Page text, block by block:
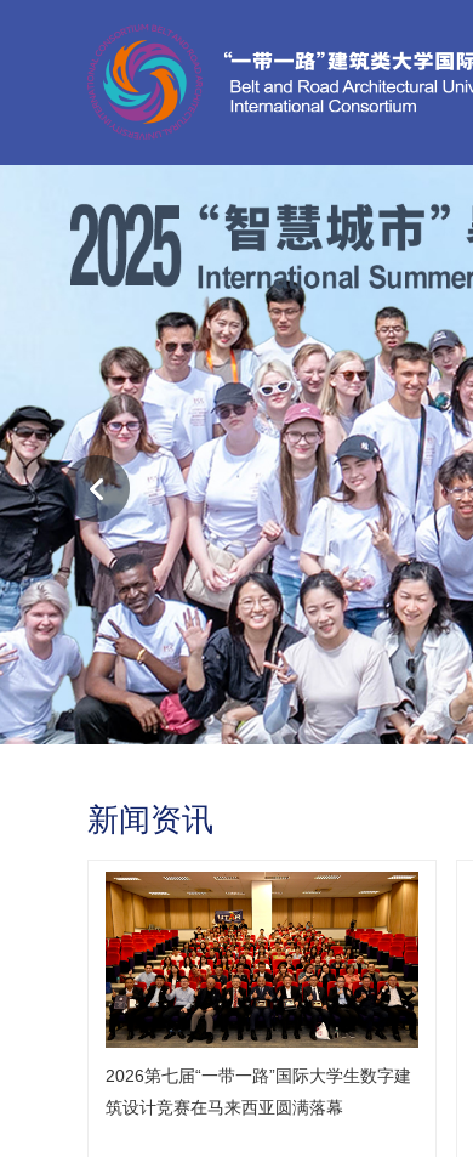
新闻资讯
2026第七届“一带一路”国际大学生数字建
筑设计竞赛在马来西亚圆满落幕